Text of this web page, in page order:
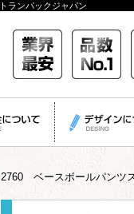
ランパックジャパン
ベースボールパンツ